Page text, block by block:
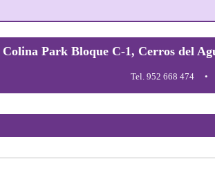
Colina Park Bloque C-1, Cerros del
Tel. 952 668 474